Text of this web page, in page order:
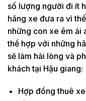
số lượng người đi ít
hãng xe đưa ra vì
những con xe êm ái
thể hợp với những
sẽ làm hài lòng và
khách tại Hậu giang:
Hợp đồng thuê